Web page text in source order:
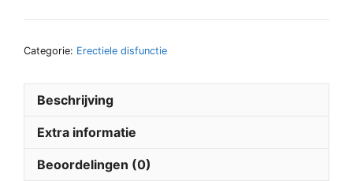
Categorie: Erectiele disfunctie
Beschrijving
Extra informatie
Beoordelingen (0)